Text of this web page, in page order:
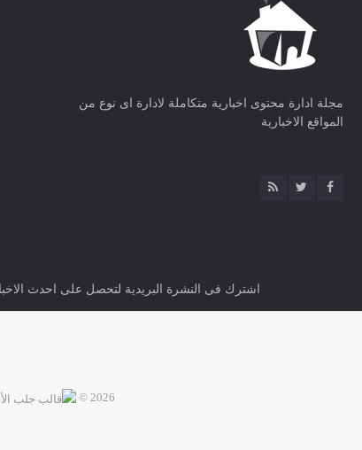
مجلة ادارة محتوى اخبارية متكاملة لادارة اى نوع من
المواقع الاخبارية
اشترك فى النشرة البريدية لتحصل على احدث
2026 ©